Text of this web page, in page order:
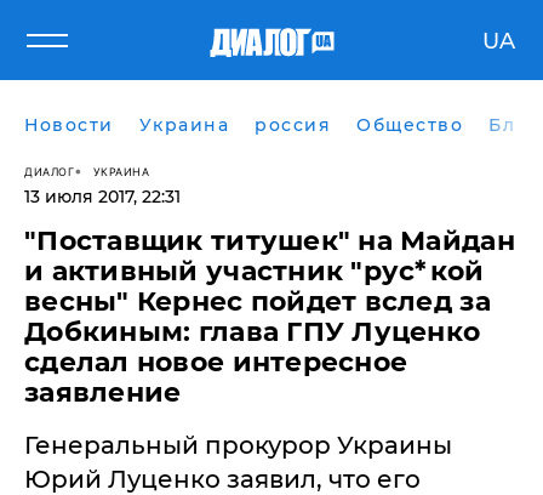
UA
Новости Украина россия Общество
ДИАЛОГ УКРАИНА
13 июля 2017, 22:31
"Поставщик титушек" на Майдан
и активный участник "рус*кой
весны" Кернес пойдет вслед за
Добкиным: глава ГПУ Луценко
сделал новое интересное
заявление
Генеральный прокурор Украины
Юрий Луценко заявил, что его